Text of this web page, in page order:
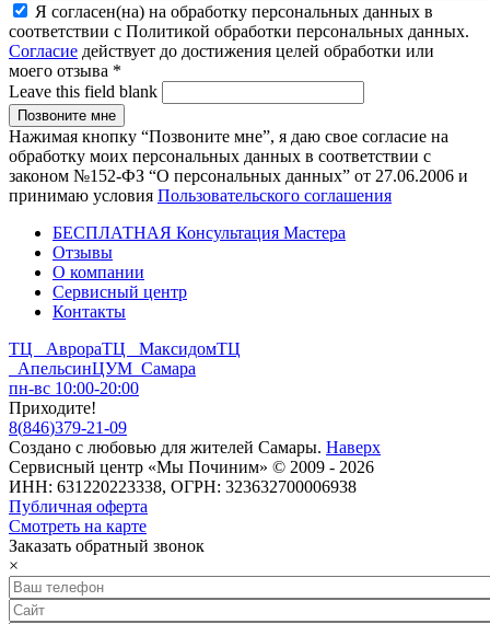
Я согласен(на) на обработку персональных данных в
соответствии с Политикой обработки персональных данных.
Согласие действует до достижения целей обработки или
моего отзыва *
Leave this field blank
Нажимая кнопку “Позвоните мне”, я даю свое согласие на
обработку моих персональных данных в соответствии с
законом №152-ФЗ “О персональных данных” от 27.06.2006 и
принимаю условия Пользовательского соглашения
БЕСПЛАТНАЯ Консультация Мастера
Отзывы
О компании
Сервисный центр
Контакты
ТЦ АврораТЦ МаксидомТЦ
АпельсинЦУМ Самара
пн-вс 10:00-20:00
Приходите!
8(846)379-21-09
Создано с любовью для жителей Самары. Наверх
Сервисный центр «Мы Починим» © 2009 - 2026
ИНН: 631220223338, ОГРН: 323632700006938
Публичная оферта
Смотреть на карте
Заказать обратный звонок
×